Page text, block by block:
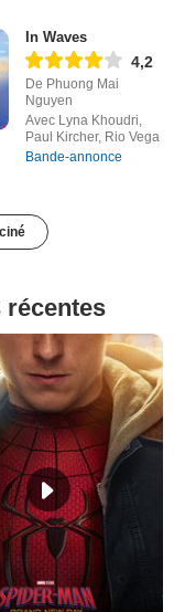
In Waves
4,2
De Phuong Mai
Nguyen
Avec Lyna Khoudri,
Paul Kircher, Rio Vega
Bande-annonce
récentes